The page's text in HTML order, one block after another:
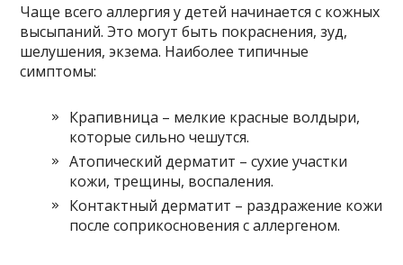
Чаще всего аллергия у детей начинается с кожных
высыпаний. Это могут быть покраснения, зуд,
шелушения, экзема. Наиболее типичные
симптомы:
Крапивница – мелкие красные волдыри,
которые сильно чешутся.
Атопический дерматит – сухие участки
кожи, трещины, воспаления.
Контактный дерматит – раздражение кожи
после соприкосновения с аллергеном.